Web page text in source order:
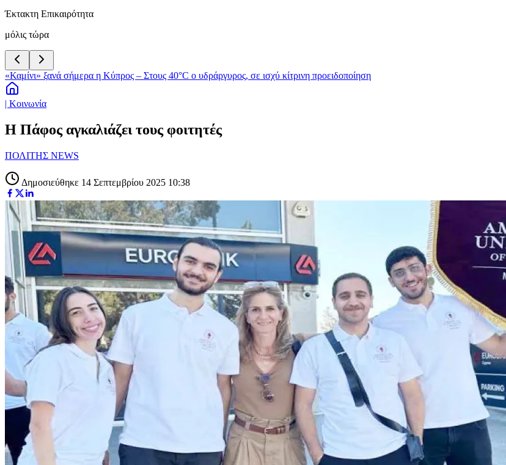
Έκτακτη Επικαιρότητα
μόλις τώρα
«Καμίνι» ξανά σήμερα η Κύπρος – Στους 40°C ο υδράργυρος, σε ισχύ κίτρινη προειδοποίηση
| Κοινωνία
Η Πάφος αγκαλιάζει τους φοιτητές
ΠΟΛΙΤΗΣ NEWS
Δημοσιεύθηκε 14 Σεπτεμβρίου 2025 10:38